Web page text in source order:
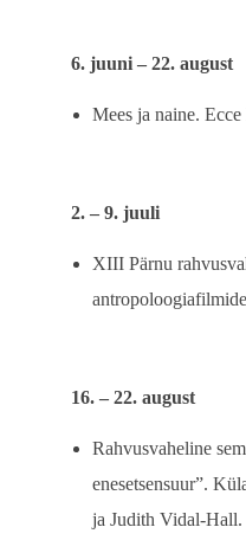
6. juuni – 22. august
Mees ja naine.
2. – 9. juuli
XIII Pärnu
16. – 22. august
Rahvusvaheline
enesetsensuur”.
ja Judith Vidal-Hall.